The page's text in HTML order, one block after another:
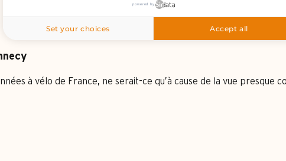
à vélo de France, ne serait-ce qu’à cause de la vue presque
powered by
Set your choices Accept all